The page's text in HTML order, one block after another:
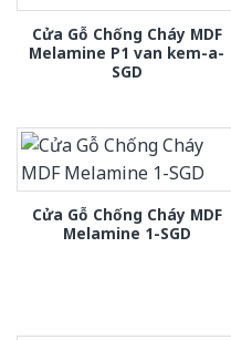
Cửa Gỗ Chống Cháy MDF
Melamine P1 van kem-a-
SGD
Cửa Gỗ Chống Cháy MDF
Melamine 1-SGD